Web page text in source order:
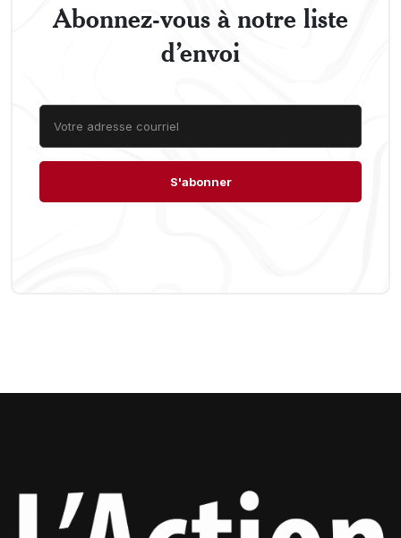
Abonnez-vous à notre liste
d’envoi